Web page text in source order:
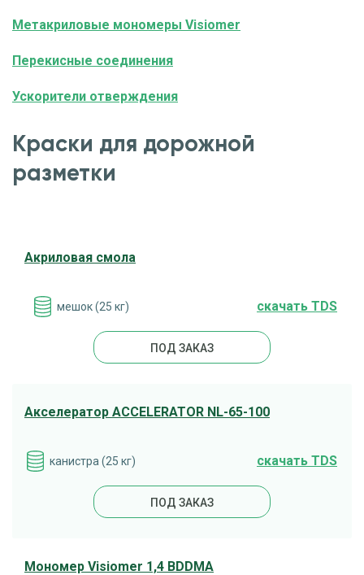
Метакриловые мономеры Visiomer
Перекисные соединения
Ускорители отверждения
Краски для дорожной
разметки
Акриловая смола
мешок (25 кг) cкачать TDS
ПОД ЗАКАЗ
Акселератор ACCELERATOR NL-65-100
канистра (25 кг) cкачать TDS
ПОД ЗАКАЗ
Мономер Visiomer 1,4 BDDMA